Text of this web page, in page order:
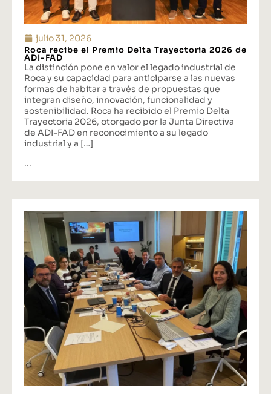
julio 31, 2026
Roca recibe el Premio Delta Trayectoria 2026 de
ADI-FAD
La distinción pone en valor el legado industrial de
Roca y su capacidad para anticiparse a las nuevas
formas de habitar a través de propuestas que
integran diseño, innovación, funcionalidad y
sostenibilidad. Roca ha recibido el Premio Delta
Trayectoria 2026, otorgado por la Junta Directiva
de ADI-FAD en reconocimiento a su legado
industrial y a […]
...